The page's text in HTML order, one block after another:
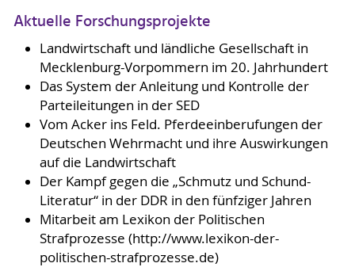
Aktuelle Forschungsprojekte
Landwirtschaft und ländliche Gesellschaft in
Mecklenburg-Vorpommern im 20. Jahrhundert
Das System der Anleitung und Kontrolle der
Parteileitungen in der SED
Vom Acker ins Feld. Pferdeeinberufungen der
Deutschen Wehrmacht und ihre Auswirkungen
auf die Landwirtschaft
Der Kampf gegen die „Schmutz und Schund-
Literatur“ in der DDR in den fünfziger Jahren
Mitarbeit am Lexikon der Politischen
Strafprozesse (http://www.lexikon-der-
politischen-strafprozesse.de)